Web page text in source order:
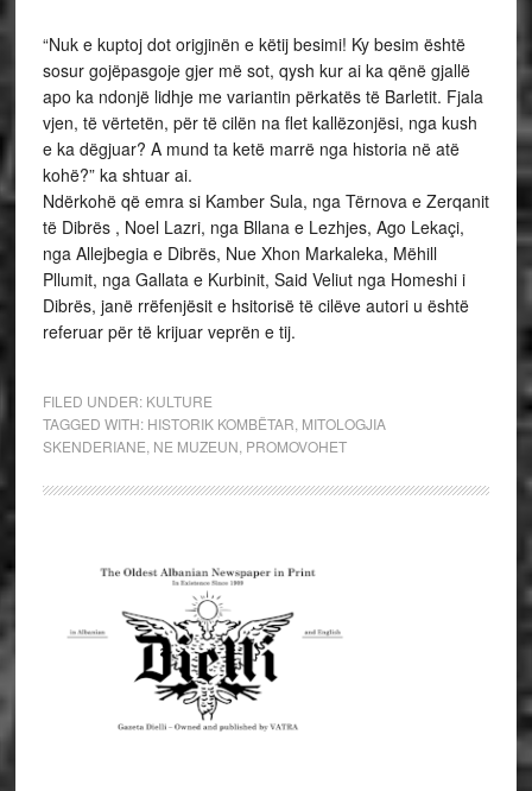
“Nuk e kuptoj dot origjinën e këtij besimi! Ky besim është
sosur gojëpasgoje gjer më sot, qysh kur ai ka qënë gjallë
apo ka ndonjë lidhje me variantin përkatës të Barletit. Fjala
vjen, të vërtetën, për të cilën na flet kallëzonjësi, nga kush
e ka dëgjuar? A mund ta ketë marrë nga historia në atë
kohë?” ka shtuar ai.
Ndërkohë që emra si Kamber Sula, nga Tërnova e Zerqanit
të Dibrës , Noel Lazri, nga Bllana e Lezhjes, Ago Lekaçi,
nga Allejbegia e Dibrës, Nue Xhon Markaleka, Mëhill
Pllumit, nga Gallata e Kurbinit, Said Veliut nga Homeshi i
Dibrës, janë rrëfenjësit e hsitorisë të cilëve autori u është
referuar për të krijuar veprën e tij.
FILED UNDER: KULTURE
TAGGED WITH: HISTORIK KOMBËTAR MITOLOGJIA
SKENDERIANE NE MUZEUN PROMOVOHET